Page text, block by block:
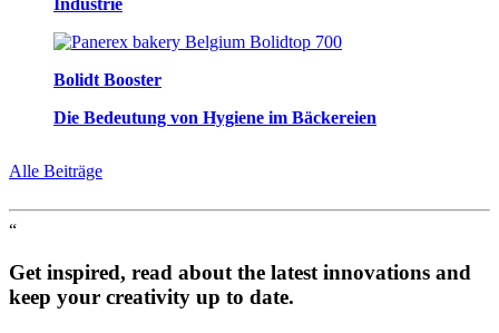
Bolidt Booster
Die Bedeutung von Hygiene im Bäckereien
Alle Beiträge
“
Get inspired, read about the latest innovations and
keep your creativity up to date.